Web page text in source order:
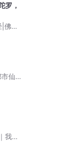
罗，
佛教
仙帝
我本